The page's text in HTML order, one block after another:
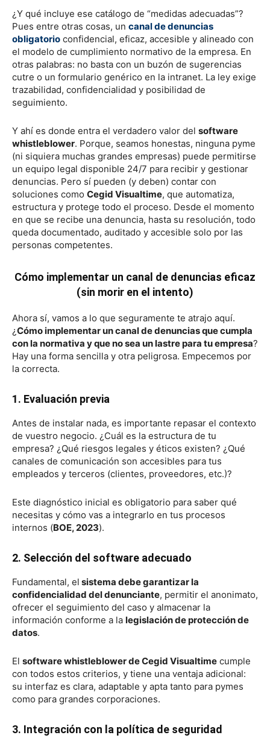
¿Y qué incluye ese catálogo de “medidas adecuadas”?
Pues entre otras cosas, un canal de denuncias
obligatorio confidencial, eficaz, accesible y alineado con
el modelo de cumplimiento normativo de la empresa. En
otras palabras: no basta con un buzón de sugerencias
cutre o un formulario genérico en la intranet. La ley exige
trazabilidad, confidencialidad y posibilidad de
seguimiento.
Y ahí es donde entra el verdadero valor del software
whistleblower. Porque, seamos honestas, ninguna pyme
(ni siquiera muchas grandes empresas) puede permitirse
un equipo legal disponible 24/7 para recibir y gestionar
denuncias. Pero sí pueden (y deben) contar con
soluciones como Cegid Visualtime, que automatiza,
estructura y protege todo el proceso. Desde el momento
en que se recibe una denuncia, hasta su resolución, todo
queda documentado, auditado y accesible solo por las
personas competentes.
Cómo implementar un canal de denuncias eficaz
(sin morir en el intento)
Ahora sí, vamos a lo que seguramente te atrajo aquí.
¿Cómo implementar un canal de denuncias que cumpla
con la normativa y que no sea un lastre para tu empresa?
Hay una forma sencilla y otra peligrosa. Empecemos por
la correcta.
1. Evaluación previa
Antes de instalar nada, es importante repasar el contexto
de vuestro negocio. ¿Cuál es la estructura de tu
empresa? ¿Qué riesgos legales y éticos existen? ¿Qué
canales de comunicación son accesibles para tus
empleados y terceros (clientes, proveedores, etc.)?
Este diagnóstico inicial es obligatorio para saber qué
necesitas y cómo vas a integrarlo en tus procesos
internos (BOE, 2023).
2. Selección del software adecuado
Fundamental, el sistema debe garantizar la
confidencialidad del denunciante, permitir el anonimato,
ofrecer el seguimiento del caso y almacenar la
información conforme a la legislación de protección de
datos.
El software whistleblower de Cegid Visualtime cumple
con todos estos criterios, y tiene una ventaja adicional:
su interfaz es clara, adaptable y apta tanto para pymes
como para grandes corporaciones.
3. Integración con la política de seguridad